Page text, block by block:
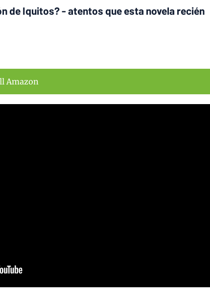
de Iquitos? - atentos que esta novela recién
Amazon